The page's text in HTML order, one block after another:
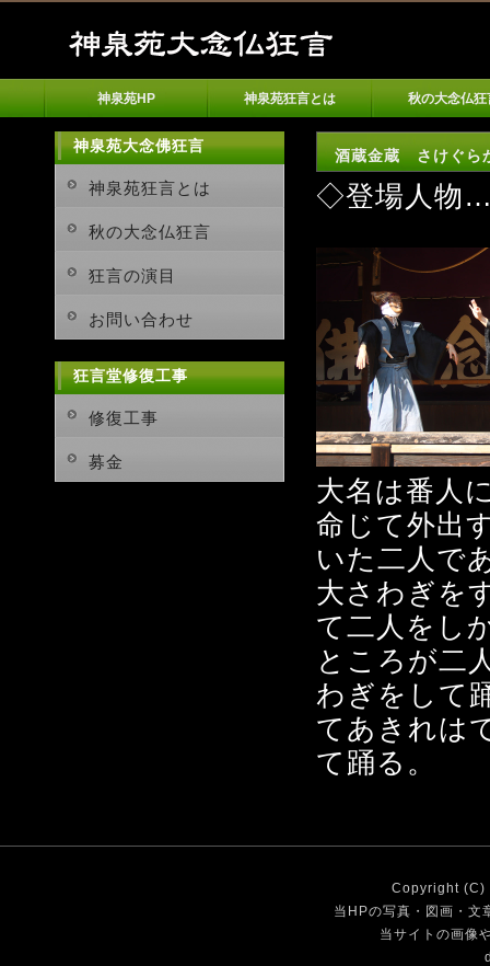
神泉苑HP 神泉苑狂言とは 秋の大念仏狂
酒蔵金蔵 さけぐ
◇登場人物…
大名は番人
命じて外出
いた二人で
大さわぎを
て二人をし
ところが二
わぎをして
てあきれは
て踊る。
神泉苑大念佛狂言
神泉苑狂言とは
秋の大念仏狂言
狂言の演目
お問い合わせ
狂言堂修復工事
修復工事
募金
Copyright (C)
当HPの写真・図画・文
当サイトの画像や